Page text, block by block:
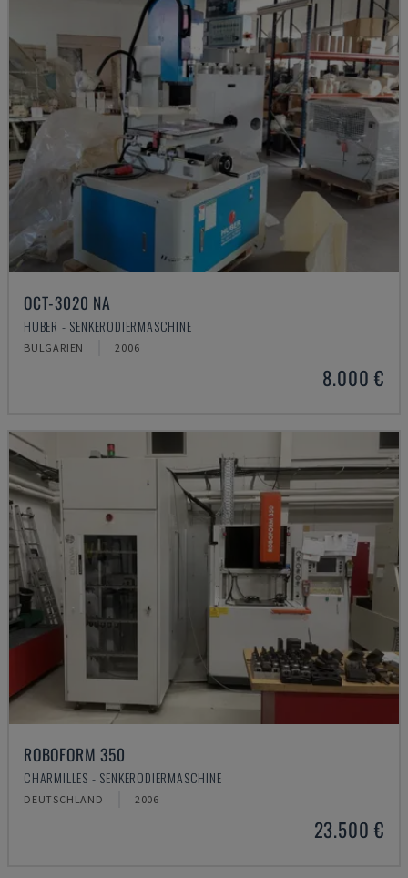
OCT-3020 NA
HUBER - SENKERODIERMASCHINE
BULGARIEN 2006
8.000 €
ROBOFORM 350
CHARMILLES - SENKERODIERMASCHINE
DEUTSCHLAND 2006
23.500 €